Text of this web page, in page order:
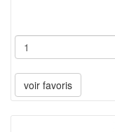
voir favoris